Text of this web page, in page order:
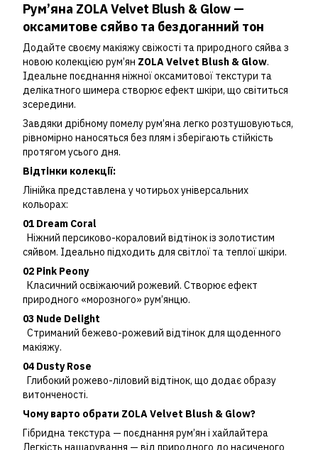
Рум’яна ZOLA Velvet Blush & Glow —
оксамитове сяйво та бездоганний тон
Додайте своєму макіяжу свіжості та природного сяйва з
новою колекцією рум’ян ZOLA Velvet Blush & Glow.
Ідеальне поєднання ніжної оксамитової текстури та
делікатного шимера створює ефект шкіри, що світиться
зсередини.
Завдяки дрібному помелу рум’яна легко розтушовуються,
рівномірно наносяться без плям і зберігають стійкість
протягом усього дня.
Відтінки колекції:
Лінійка представлена у чотирьох універсальних
кольорах:
01 Dream Coral
Ніжний персиково-кораловий відтінок із золотистим
сяйвом. Ідеально підходить для світлої та теплої шкіри.
02 Pink Peony
Класичний освіжаючий рожевий. Створює ефект
природного «морозного» рум’янцю.
03 Nude Delight
Стриманий бежево-рожевий відтінок для щоденного
макіяжу.
04 Dusty Rose
Глибокий рожево-ліловий відтінок, що додає образу
витонченості.
Чому варто обрати ZOLA Velvet Blush & Glow?
Гібридна текстура — поєднання рум’ян і хайлайтера
Легкість нашарування — від природного до насиченого